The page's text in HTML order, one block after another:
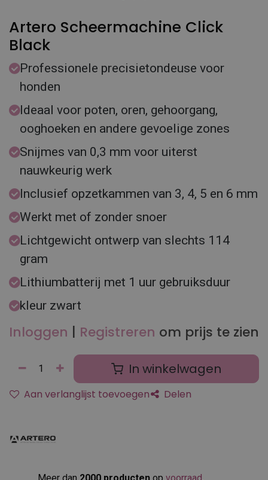
Artero Scheermachine Click
Black
Professionele precisietondeuse voor
honden
Ideaal voor poten, oren, gehoorgang,
ooghoeken en andere gevoelige zones
Snijmes van 0,3 mm voor uiterst
nauwkeurig werk
Inclusief opzetkammen van 3, 4, 5 en 6 mm
Werkt met of zonder snoer
Lichtgewicht ontwerp van slechts 114
gram
Lithiumbatterij met 1 uur gebruiksduur
kleur zwart
Inloggen | Registreren om prijs te zien
In winkelwagen
Aan verlanglijst toevoegen Delen